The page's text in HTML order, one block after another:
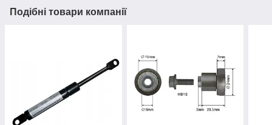
Подібні товари компанії